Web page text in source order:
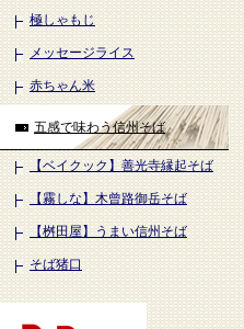
極しゃもじ
メッセージライス
赤ちゃん米
五感で味わう信州そば
【ベイクック】善光寺縁起そば
【霧しな】木曾路御岳そば
【桝田屋】うまい信州そば
そば猪口